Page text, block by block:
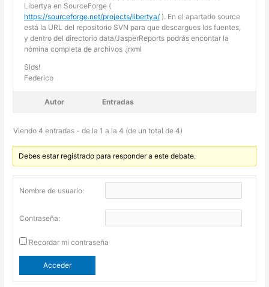
Libertya en SourceForge (
https://sourceforge.net/projects/libertya/ ). En el apartado source
está la URL del repositorio SVN para que descargues los fuentes,
y dentro del directorio data/JasperReports podrás encontar la
nómina completa de archivos .jrxml
Slds!
Federico
Autor Entradas
Viendo 4 entradas - de la 1 a la 4 (de un total de 4)
Debes estar registrado para responder a este debate.
Nombre de usuario:
Contraseña:
Recordar mi contraseña
Acceder